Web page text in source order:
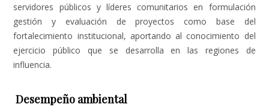
servidores públicos y líderes comunitarios en formulación
gestión y evaluación de proyectos como base del
fortalecimiento institucional, aportando al conocimiento del
ejercicio público que se desarrolla en las regiones de
influencia.
Desempeño ambiental